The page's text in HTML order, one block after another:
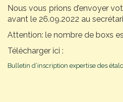
Nous vous prions d’envoyer
avant le 26.09.2022 au
Attention: le nombre de boxs
Télécharger ici :
Bulletin d’inscription expertise des